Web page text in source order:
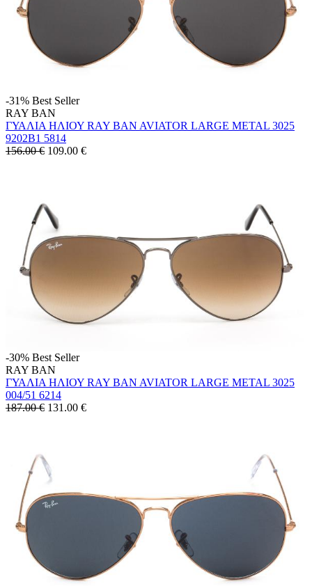
-31% Best Seller
RAY BAN
ΓΥΑΛΙΑ ΗΛΙΟΥ RAY BAN AVIATOR LARGE METAL 3025
9202B1 5814
156.00 € 109.00 €
-30% Best Seller
RAY BAN
ΓΥΑΛΙΑ ΗΛΙΟΥ RAY BAN AVIATOR LARGE METAL 3025
004/51 6214
187.00 € 131.00 €